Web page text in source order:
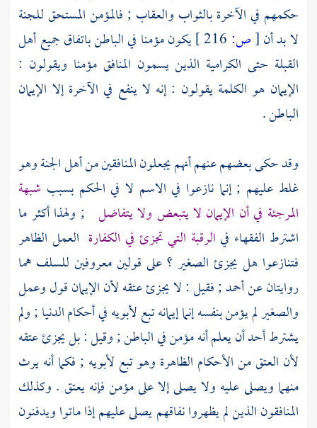
حكمهم في الآخرة بالثواب والعقاب ; فالمؤمن المستحق للجنة
لا بد أن[ص:
يكون مؤمنا في الباطن باتفاق جميع أهل
القبلة حتى الكرامية الذين يسمون المنافق مؤمنا ويقولون :
الإيمان هو الكلمة يقولون : إنه لا ينفع في الآخرة إلا الإيمان
الباطن .
وقد حكى بعضهم عنهم أنهم يجعلون المنافقين من أهل الجنة وهو
غلط عليهم ; إنما نازعوا في الاسم لا في الحكم بسبب شبهة
المرجئة في أن الإيمان لا يتبعض ولا يتفاضل ; ولهذا أكثر ما
اشترط الفقهاء فيالرقبة التي تجزئ في الكفارة العمل الظاهر
فتنازعوا هل يجزئ الصغير ؟ على قولين معروفين للسلف هما
روايتان عنأحمد; فقيل : لا يجزئ عتقه لأن الإيمان قول وعمل
والصغير لم يؤمن بنفسه إنما إيمانه تبع لأبويه في أحكام الدنيا ; ولم
يشترط أحد أن يعلم أنه مؤمن في الباطن ; وقيل : بل يجزئ عتقه
لأن العتق من الأحكام الظاهرة وهو تبع لأبويه ; فكما أنه يرث
منهما ويصلى عليه ولا يصلى إلا على مؤمن فإنه يعتق . وكذلك
المنافقون الذين لم يظهروا نفاقهم يصلى عليهم إذا ماتوا ويدفنون